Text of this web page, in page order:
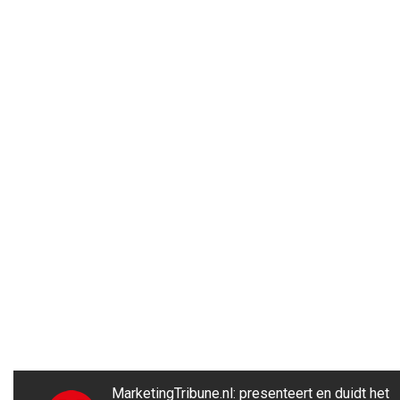
MarketingTribune.nl: presenteert en duidt het